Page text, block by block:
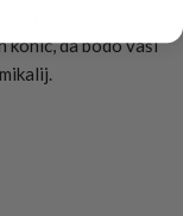
za
konic, da bodo vaši